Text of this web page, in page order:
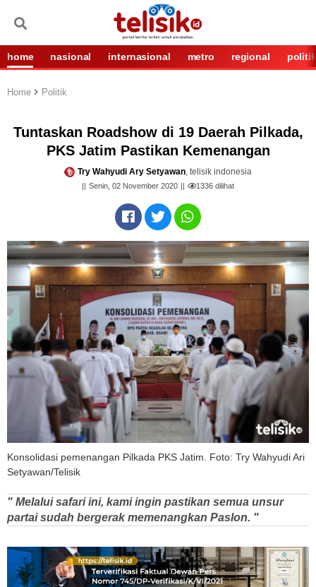
home nasional internasional metro regional politik
Home Politik
Tuntaskan Roadshow di 19 Daerah Pilkada,
PKS Jatim Pastikan Kemenangan
Try Wahyudi Ary Setyawan, telisik indonesia
Senin, 02 November 2020 1336 dilihat
Konsolidasi pemenangan Pilkada PKS Jatim. Foto: Try Wahyudi Ari
Setyawan/Telisik
" Melalui safari ini, kami ingin pastikan semua unsur
partai sudah bergerak memenangkan Paslon. "